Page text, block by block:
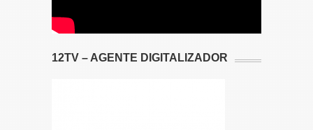
12TV – AGENTE DIGITALIZADOR